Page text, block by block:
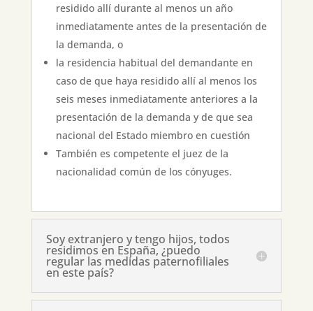
residido allí durante al menos un año
inmediatamente antes de la presentación de
la demanda, o
la residencia habitual del demandante en
caso de que haya residido allí al menos los
seis meses inmediatamente anteriores a la
presentación de la demanda y de que sea
nacional del Estado miembro en cuestión
También es competente el juez de la
nacionalidad común de los cónyuges.
Soy extranjero y tengo hijos, todos
residimos en España, ¿puedo
regular las medidas paternofiliales
en este país?